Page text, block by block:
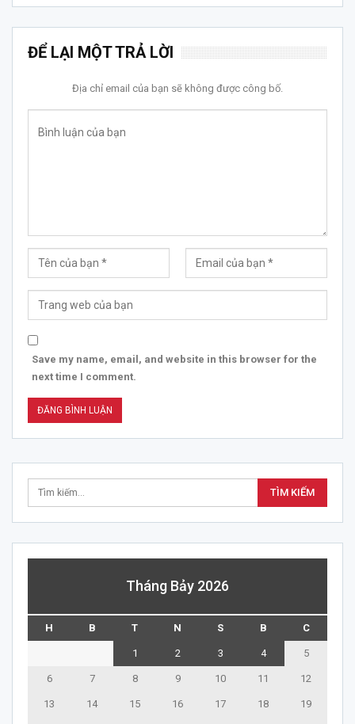
ĐỂ LẠI MỘT TRẢ LỜI
Địa chỉ email của bạn sẽ không được công bố.
Save my name, email, and website in this browser for the
next time I comment.
Tháng Bảy 2026
H B T N S B C
1 2 3 4 5
6 7 8 9 10 11 12
13 14 15 16 17 18 19